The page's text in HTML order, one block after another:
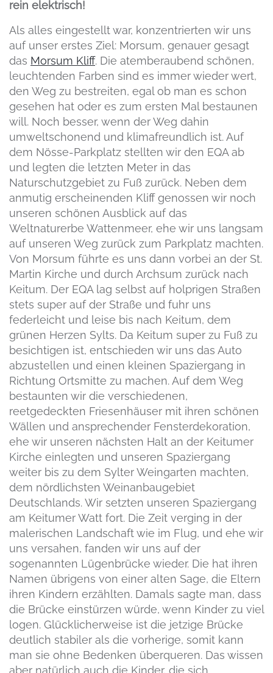
rein elektrisch!
Als alles eingestellt war, konzentrierten wir uns
auf unser erstes Ziel: Morsum, genauer gesagt
das Morsum Kliff. Die atemberaubend schönen,
leuchtenden Farben sind es immer wieder wert,
den Weg zu bestreiten, egal ob man es schon
gesehen hat oder es zum ersten Mal bestaunen
will. Noch besser, wenn der Weg dahin
umweltschonend und klimafreundlich ist. Auf
dem Nösse-Parkplatz stellten wir den EQA ab
und legten die letzten Meter in das
Naturschutzgebiet zu Fuß zurück. Neben dem
anmutig erscheinenden Kliff genossen wir noch
unseren schönen Ausblick auf das
Weltnaturerbe Wattenmeer, ehe wir uns langsam
auf unseren Weg zurück zum Parkplatz machten.
Von Morsum führte es uns dann vorbei an der St.
Martin Kirche und durch Archsum zurück nach
Keitum. Der EQA lag selbst auf holprigen Straßen
stets super auf der Straße und fuhr uns
federleicht und leise bis nach Keitum, dem
grünen Herzen Sylts. Da Keitum super zu Fuß zu
besichtigen ist, entschieden wir uns das Auto
abzustellen und einen kleinen Spaziergang in
Richtung Ortsmitte zu machen. Auf dem Weg
bestaunten wir die verschiedenen,
reetgedeckten Friesenhäuser mit ihren schönen
Wällen und ansprechender Fensterdekoration,
ehe wir unseren nächsten Halt an der Keitumer
Kirche einlegten und unseren Spaziergang
weiter bis zu dem Sylter Weingarten machten,
dem nördlichsten Weinanbaugebiet
Deutschlands. Wir setzten unseren Spaziergang
am Keitumer Watt fort. Die Zeit verging in der
malerischen Landschaft wie im Flug, und ehe wir
uns versahen, fanden wir uns auf der
sogenannten Lügenbrücke wieder. Die hat ihren
Namen übrigens von einer alten Sage, die Eltern
ihren Kindern erzählten. Damals sagte man, dass
die Brücke einstürzen würde, wenn Kinder zu viel
logen. Glücklicherweise ist die jetzige Brücke
deutlich stabiler als die vorherige, somit kann
man sie ohne Bedenken überqueren. Das wissen
aber natürlich auch die Kinder, die sich